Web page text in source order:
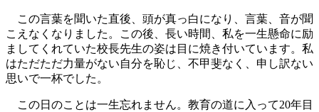
この言葉を聞いた直後、頭が真っ白になり、言葉、音が聞
こえなくなりました。この後、長い時間、私を一生懸命に励
ましてくれていた校長先生の姿は目に焼き付いています。私
はただただ力量がない自分を恥じ、不甲斐なく、申し訳ない
思いで一杯でした。
この日のことは一生忘れません。教育の道に入って20年目